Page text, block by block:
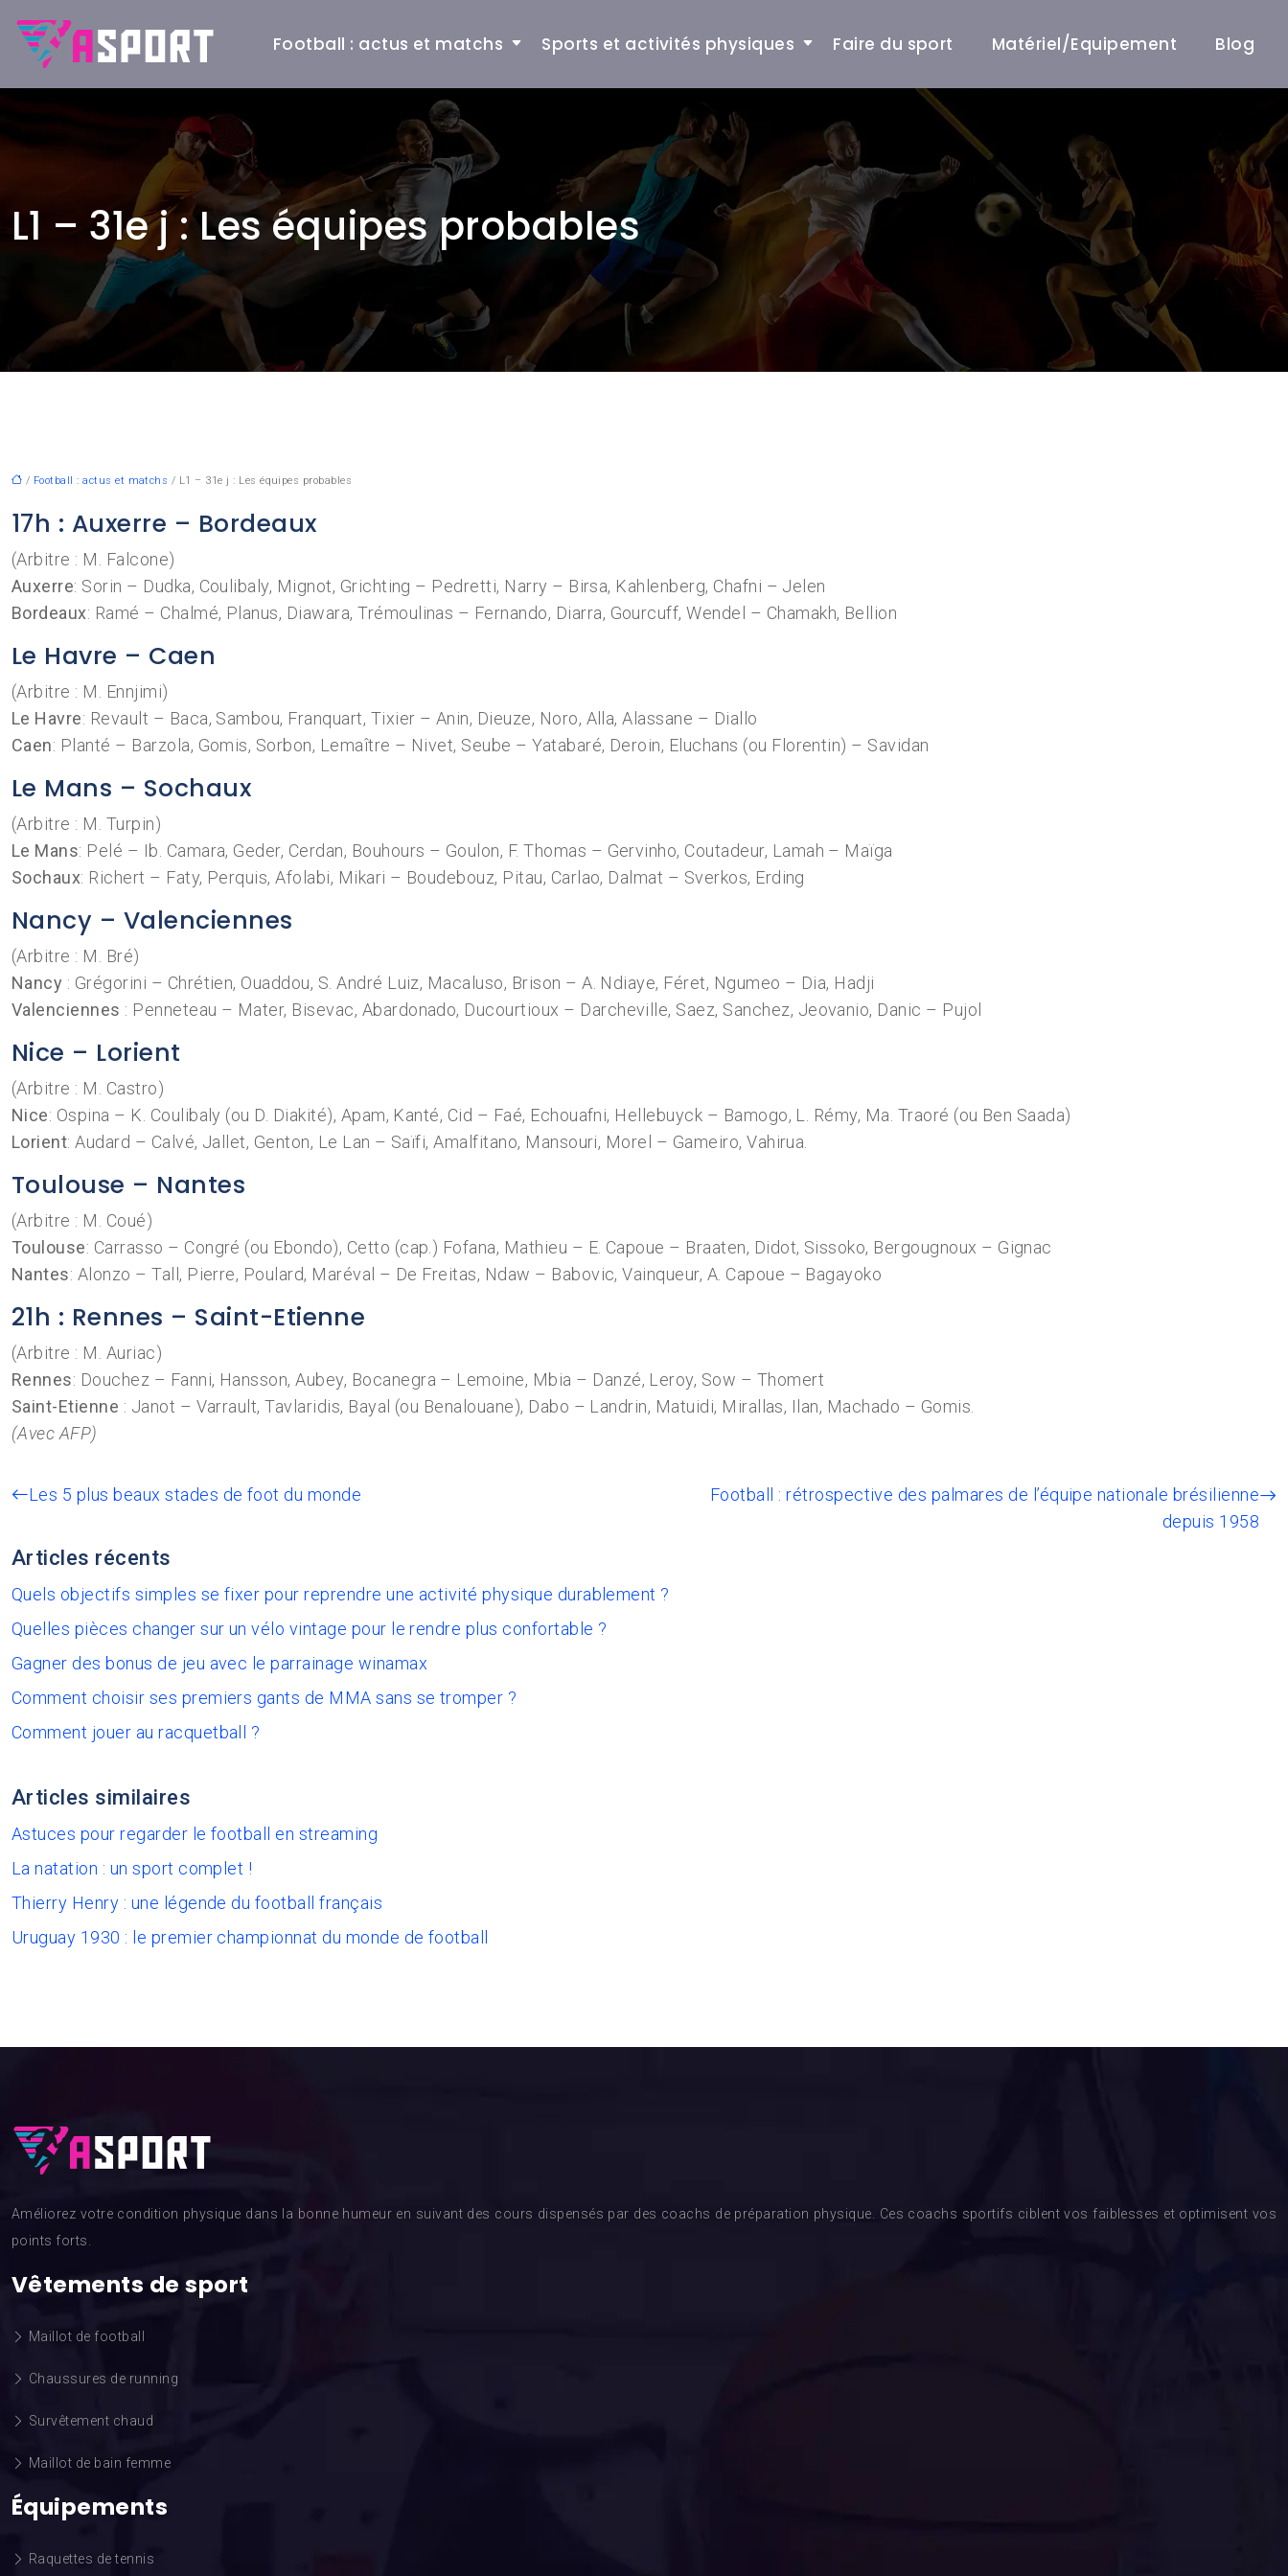
Football : actus et matchs Sports et activités physiques Faire du sport Matériel/Equipement Blog
L1 – 31e j : Les équipes probables
/ Football : actus et matchs / L1 – 31e j : Les équipes probables
17h : Auxerre – Bordeaux
(Arbitre : M. Falcone)
Auxerre: Sorin – Dudka, Coulibaly, Mignot, Grichting – Pedretti, Narry – Birsa, Kahlenberg, Chafni – Jelen
Bordeaux: Ramé – Chalmé, Planus, Diawara, Trémoulinas – Fernando, Diarra, Gourcuff, Wendel – Chamakh, Bellion
Le Havre – Caen
(Arbitre : M. Ennjimi)
Le Havre: Revault – Baca, Sambou, Franquart, Tixier – Anin, Dieuze, Noro, Alla, Alassane – Diallo
Caen: Planté – Barzola, Gomis, Sorbon, Lemaître – Nivet, Seube – Yatabaré, Deroin, Eluchans (ou Florentin) – Savidan
Le Mans – Sochaux
(Arbitre : M. Turpin)
Le Mans: Pelé – Ib. Camara, Geder, Cerdan, Bouhours – Goulon, F. Thomas – Gervinho, Coutadeur, Lamah – Maïga
Sochaux: Richert – Faty, Perquis, Afolabi, Mikari – Boudebouz, Pitau, Carlao, Dalmat – Sverkos, Erding
Nancy – Valenciennes
(Arbitre : M. Bré)
Nancy : Grégorini – Chrétien, Ouaddou, S. André Luiz, Macaluso, Brison – A. Ndiaye, Féret, Ngumeo – Dia, Hadji
Valenciennes : Penneteau – Mater, Bisevac, Abardonado, Ducourtioux – Darcheville, Saez, Sanchez, Jeovanio, Danic – Pujol
Nice – Lorient
(Arbitre : M. Castro)
Nice: Ospina – K. Coulibaly (ou D. Diakité), Apam, Kanté, Cid – Faé, Echouafni, Hellebuyck – Bamogo, L. Rémy, Ma. Traoré (ou Ben Saada)
Lorient: Audard – Calvé, Jallet, Genton, Le Lan – Saïfi, Amalfitano, Mansouri, Morel – Gameiro, Vahirua.
Toulouse – Nantes
(Arbitre : M. Coué)
Toulouse: Carrasso – Congré (ou Ebondo), Cetto (cap.) Fofana, Mathieu – E. Capoue – Braaten, Didot, Sissoko, Bergougnoux – Gignac
Nantes: Alonzo – Tall, Pierre, Poulard, Maréval – De Freitas, Ndaw – Babovic, Vainqueur, A. Capoue – Bagayoko
21h : Rennes – Saint-Etienne
(Arbitre : M. Auriac)
Rennes: Douchez – Fanni, Hansson, Aubey, Bocanegra – Lemoine, Mbia – Danzé, Leroy, Sow – Thomert
Saint-Etienne : Janot – Varrault, Tavlaridis, Bayal (ou Benalouane), Dabo – Landrin, Matuidi, Mirallas, Ilan, Machado – Gomis.
(Avec AFP)
Les 5 plus beaux stades de foot du monde
Football : rétrospective des palmares de l’équipe nationale brésilienne
depuis 1958
Articles récents
Quels objectifs simples se fixer pour reprendre une activité physique durablement ?
Quelles pièces changer sur un vélo vintage pour le rendre plus confortable ?
Gagner des bonus de jeu avec le parrainage winamax
Comment choisir ses premiers gants de MMA sans se tromper ?
Comment jouer au racquetball ?
Articles similaires
Astuces pour regarder le football en streaming
La natation : un sport complet !
Thierry Henry : une légende du football français
Uruguay 1930 : le premier championnat du monde de football
Améliorez votre condition physique dans la bonne humeur en suivant des cours dispensés par des coachs de préparation physique. Ces coachs sportifs ciblent vos faiblesses et optimisent vos
points forts.
Vêtements de sport
Maillot de football
Chaussures de running
Survêtement chaud
Maillot de bain femme
Équipements
Raquettes de tennis